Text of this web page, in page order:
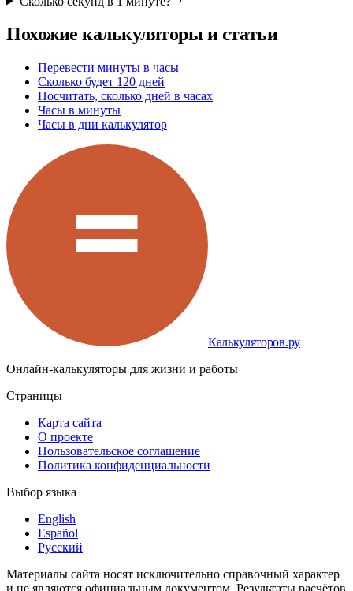
Похожие калькуляторы и статьи
Перевести минуты в часы
Сколько будет 120 дней
Посчитать, сколько дней в часах
Часы в минуты
Часы в дни калькулятор
Калькуляторов.ру
Онлайн-калькуляторы для жизни и работы
Страницы
Карта сайта
О проекте
Пользовательское соглашение
Политика конфиденциальности
Выбор языка
English
Español
Русский
Материалы сайта носят исключительно справочный характер